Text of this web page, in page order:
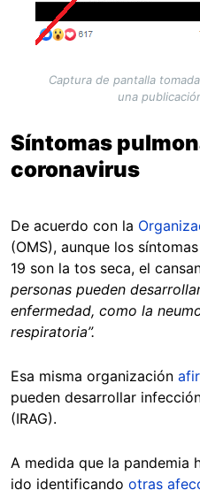
Captura de pantalla
una
Síntomas
coronavirus
De acuerdo con la
(OMS), aunque los
19 son la tos seca, el
personas pueden
enfermedad, como la
respiratoria”.
Esa misma organización
pueden desarrollar
(IRAG).
A medida que la pandemia
ido identificando otras